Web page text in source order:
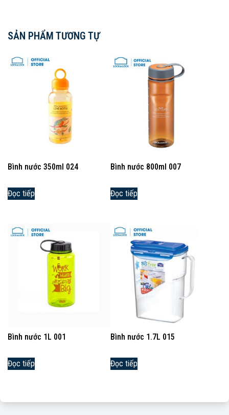
SẢN PHẨM TƯƠNG TỰ
Bình nước 350ml 024
Đọc tiếp
Bình nước 800ml 007
Đọc tiếp
Bình nước 1L 001
Đọc tiếp
Bình nước 1.7L 015
Đọc tiếp